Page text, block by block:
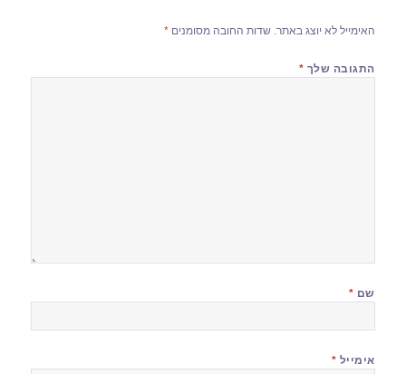
האימייל לא יוצג באתר. שדות החובה מסומנים*
התגובה שלך *
שם *
אימייל *